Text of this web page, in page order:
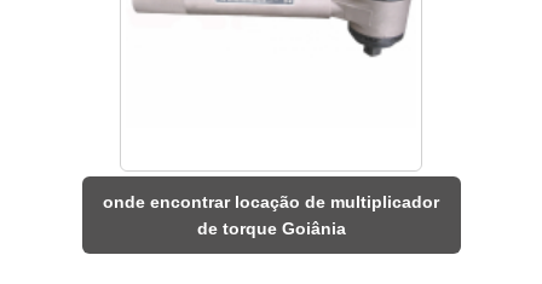
onde encontrar locação de multiplicador
de torque Goiânia